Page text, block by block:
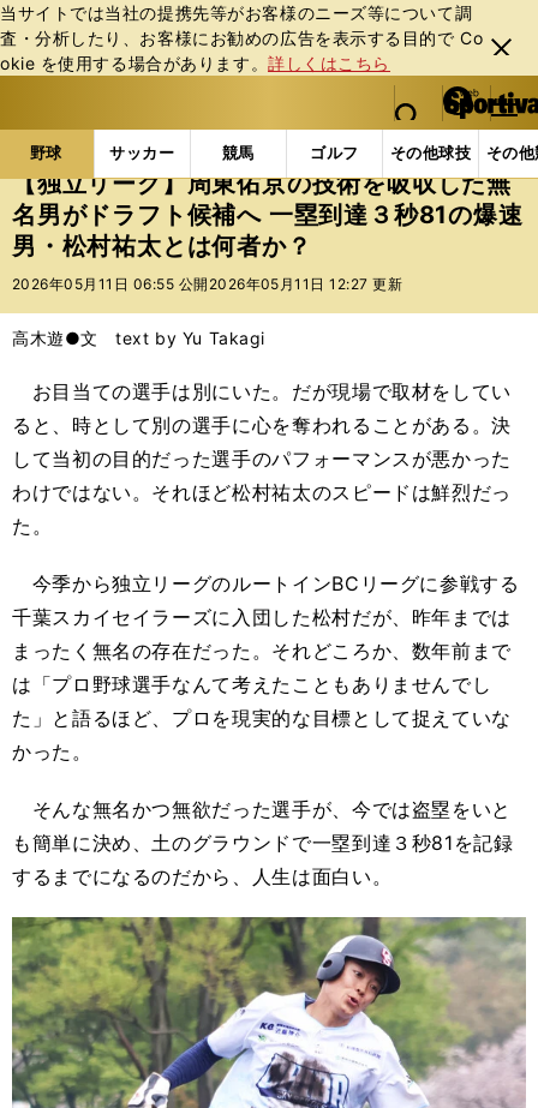
当サイトでは当社の提携先等がお客様のニーズ等について調
査・分析したり、お客様にお勧めの広告を表⽰する⽬的で Co
okie を使⽤する場合があります。詳しくはこちら
閉じ
る
web Sportiva (webスポルティーバ)
検索
マイペ
ー
ジ
メニュ
野球 サッカー 競馬 ゴルフ その他球技 その
b
ス
ポ
ル
テ
ー
バ
野球の記事一覧 高校野球他 【独立リーグ】周東佑
【独立リーグ】周東佑京の技術を吸収した無
名男がドラフト候補へ 一塁到達３秒81の爆速
男・松村祐太とは何者か？
2026年05月11日 06:55 公開 2026年05月11日 12:27 更新
高木遊●文 text by Yu Takagi
お目当ての選手は別にいた。だが現場で取材をしてい
ると、時として別の選手に心を奪われることがある。決
して当初の目的だった選手のパフォーマンスが悪かった
わけではない。それほど松村祐太のスピードは鮮烈だっ
た。
今季から独立リーグのルートインBCリーグに参戦する
千葉スカイセイラーズに入団した松村だが、昨年までは
まったく無名の存在だった。それどころか、数年前まで
は「プロ野球選手なんて考えたこともありませんでし
た」と語るほど、プロを現実的な目標として捉えていな
かった。
そんな無名かつ無欲だった選手が、今では盗塁をいと
も簡単に決め、土のグラウンドで一塁到達３秒81を記録
するまでになるのだから、人生は面白い。